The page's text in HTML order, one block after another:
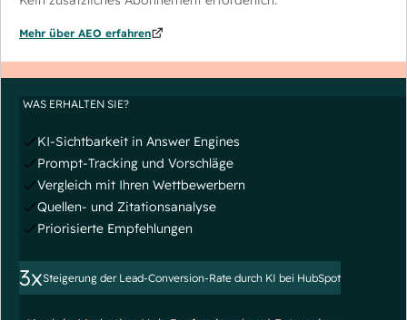
Mehr über AEO erfahren
WAS ERHALTEN SIE?
KI-Sichtbarkeit in Answer Engines
Prompt-Tracking und Vorschläge
Vergleich mit Ihren Wettbewerbern
Quellen- und Zitationsanalyse
Priorisierte Empfehlungen
3xSteigerung der Lead-Conversion-Rate durch KI bei HubSpot